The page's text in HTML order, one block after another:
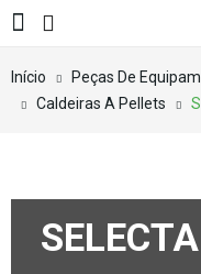
Início Peças De
Caldeiras A Pellets